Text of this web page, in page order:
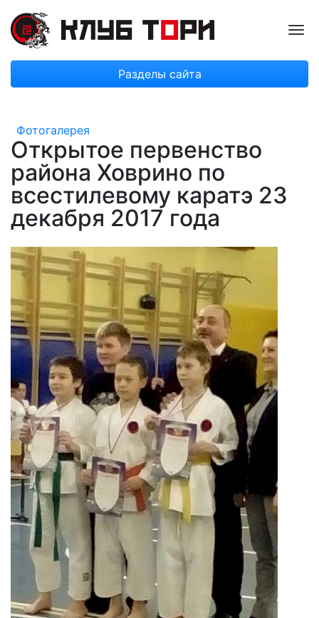
Разделы сайта
Фотогалерея
Открытое первенство
района Ховрино по
всестилевому каратэ 23
декабря 2017 года